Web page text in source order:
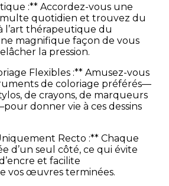
:** Accordez-vous une
quotidien et trouvez du
l’art thérapeutique du
magnifique façon de vous
la pression.
Flexibles :** Amusez-vous
de coloriage préférés—
de crayons, de marqueurs
donner vie à ces dessins
Recto :** Chaque
d’un seul côté, ce qui évite
et facilite
vos œuvres terminées.